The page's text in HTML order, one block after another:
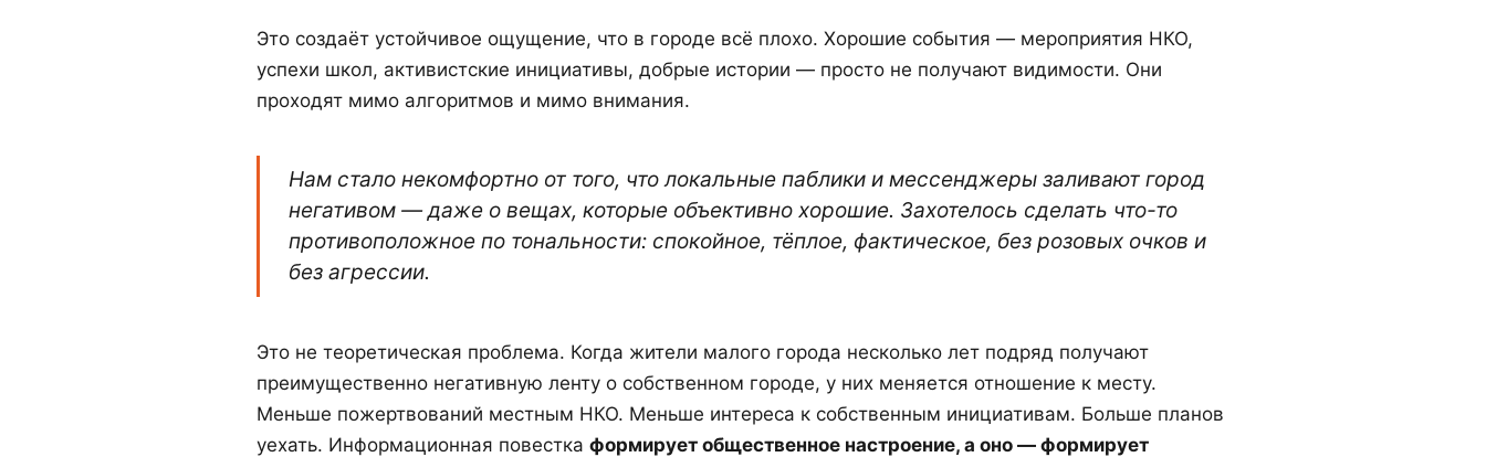
Это создаёт устойчивое ощущение, что в городе всё плохо. Хорошие события — мероприятия НКО,
успехи школ, активистские инициативы, добрые истории — просто не получают видимости. Они
проходят мимо алгоритмов и мимо внимания.
Нам стало некомфортно от того, что локальные паблики и мессенджеры заливают город
негативом — даже о вещах, которые объективно хорошие. Захотелось сделать что-то
противоположное по тональности: спокойное, тёплое, фактическое, без розовых очков и
без агрессии.
Это не теоретическая проблема. Когда жители малого города несколько лет подряд получают
преимущественно негативную ленту о собственном городе, у них меняется отношение к месту.
Меньше пожертвований местным НКО. Меньше интереса к собственным инициативам. Больше планов
уехать. Информационная повестка формирует общественное настроение, а оно — формирует